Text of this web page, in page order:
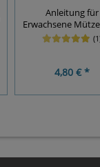
Anleitung für
Erwachsene
4,80 € *